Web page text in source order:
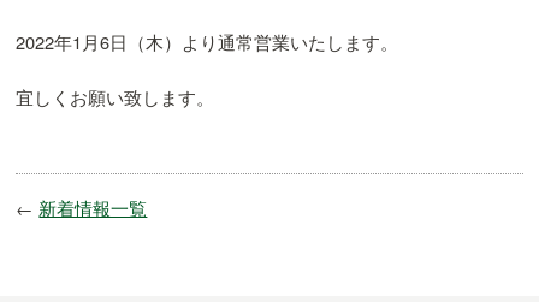
2022年1月6日（木）より通常営業いたします。
宜しくお願い致します。
← 新着情報一覧